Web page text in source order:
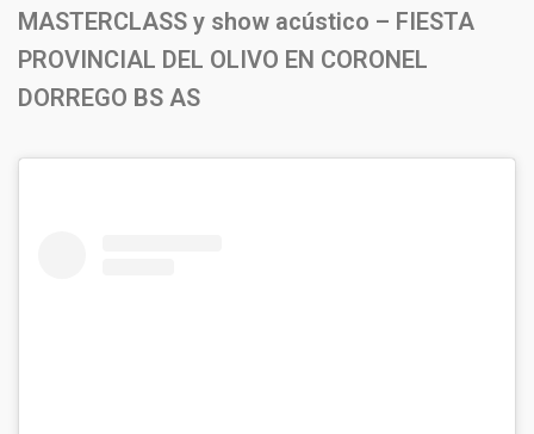
MASTERCLASS y show acústico – FIESTA
PROVINCIAL DEL OLIVO EN CORONEL
DORREGO BS AS